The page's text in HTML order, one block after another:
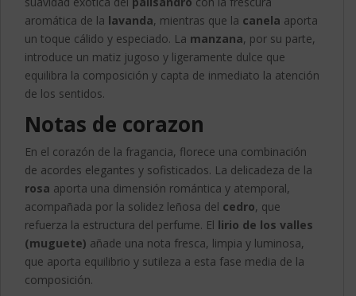
aromática de la lavanda, mientras que la canela aporta
un toque cálido y especiado. La manzana, por su parte,
introduce un matiz jugoso y ligeramente dulce que
equilibra la composición y capta de inmediato la atención
de los sentidos.
Notas de corazon
En el corazón de la fragancia, florece una combinación
de acordes elegantes y sofisticados. La delicadeza de la
rosa aporta una dimensión romántica y atemporal,
acompañada por la solidez leñosa del cedro, que
refuerza la estructura del perfume. El lirio de los valles
(muguete) añade una nota fresca, limpia y luminosa,
que aporta equilibrio y sutileza a esta fase media de la
composición.